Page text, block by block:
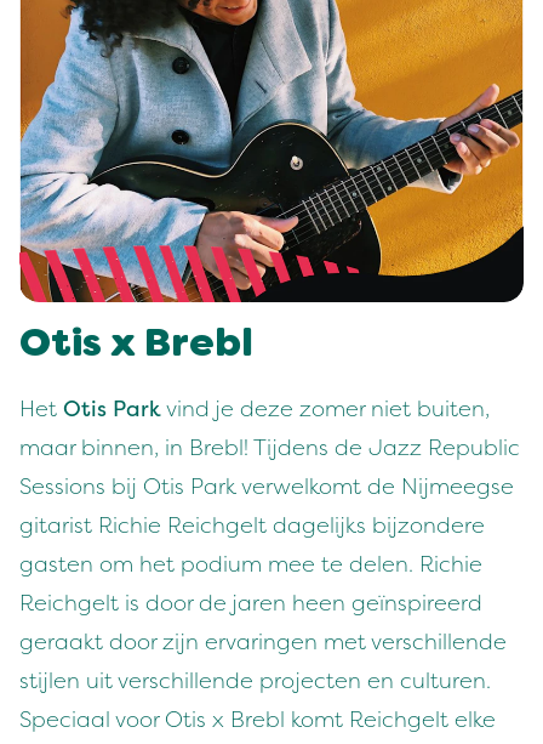
Otis x Brebl
Het Otis Parkvind je deze zomer niet buiten,
maar binnen, in Brebl! Tijdens de Jazz Republic
Sessions bij Otis Park verwelkomt de Nijmeegse
gitarist Richie Reichgelt dagelijks bijzondere
gasten om het podium mee te delen. Richie
Reichgelt is door de jaren heen geïnspireerd
geraakt door zijn ervaringen met verschillende
stijlen uit verschillende projecten en culturen.
Speciaal voor Otis x Brebl komt Reichgelt elke